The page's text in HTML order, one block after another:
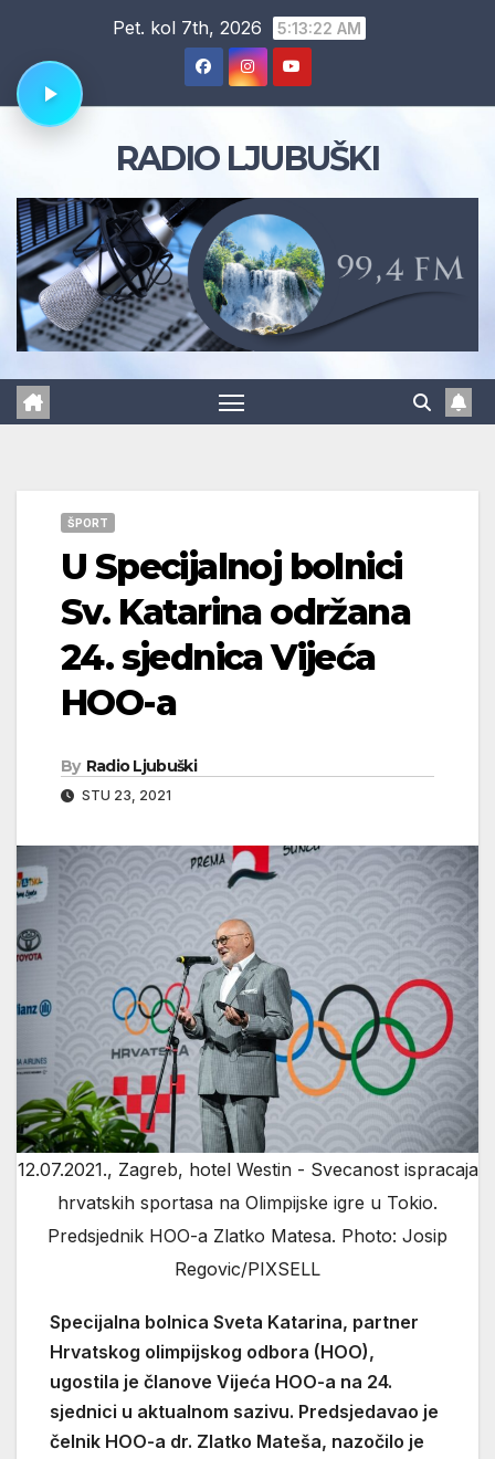
content
Pet. kol 7th, 2026 5:13:23 AM
RADIO LJUBUŠKI
ŠPORT
U Specijalnoj bolnici
Sv. Katarina održana
24. sjednica Vijeća
HOO-a
By Radio Ljubuški
STU 23, 2021
12.07.2021., Zagreb, hotel Westin - Svecanost ispracaja
hrvatskih sportasa na Olimpijske igre u Tokio.
Predsjednik HOO-a Zlatko Matesa. Photo: Josip
Regovic/PIXSELL
Specijalna bolnica Sveta Katarina, partner
Hrvatskog olimpijskog odbora (HOO),
ugostila je članove Vijeća HOO-a na 24.
sjednici u aktualnom sazivu. Predsjedavao je
čelnik HOO-a dr. Zlatko Mateša, nazočilo je